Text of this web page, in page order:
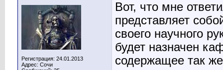
Регистрация: 24.01.2013
Адрес: Сочи
Вот, что мне
представляет
своего научного
будет назначен
содержащее так